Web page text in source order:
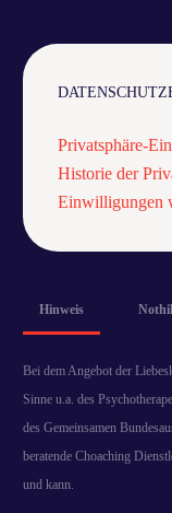
Privatsphäre-
Historie der
Einwilligungen
Hinweis
Bei dem Angebot der
Sinne u.a. des
des Gemeinsamen
beratende Choaching
und kann.